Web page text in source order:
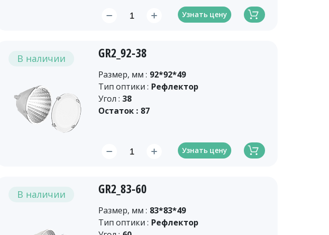
Узнать цену
В наличии GR2_92-38
Размер, мм : 92*92*49
Тип оптики : Рефлектор
Угол : 38
Остаток : 87
Узнать цену
В наличии GR2_83-60
Размер, мм : 83*83*49
Тип оптики : Рефлектор